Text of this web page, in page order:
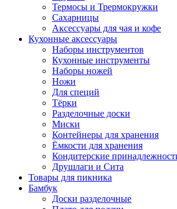
Термосы и Трермокружки
Сахарницы
Аксессуары для чая и кофе
Кухонные аксессуары
Наборы инструментов
Кухонные инструменты
Наборы ножей
Ножи
Для специй
Тёрки
Разделочные доски
Миски
Контейнеры для хранения
Ёмкости для хранения
Кондитерские
Друшлаги и Сита
Товары для пикника
Бамбук
Доски разделочные